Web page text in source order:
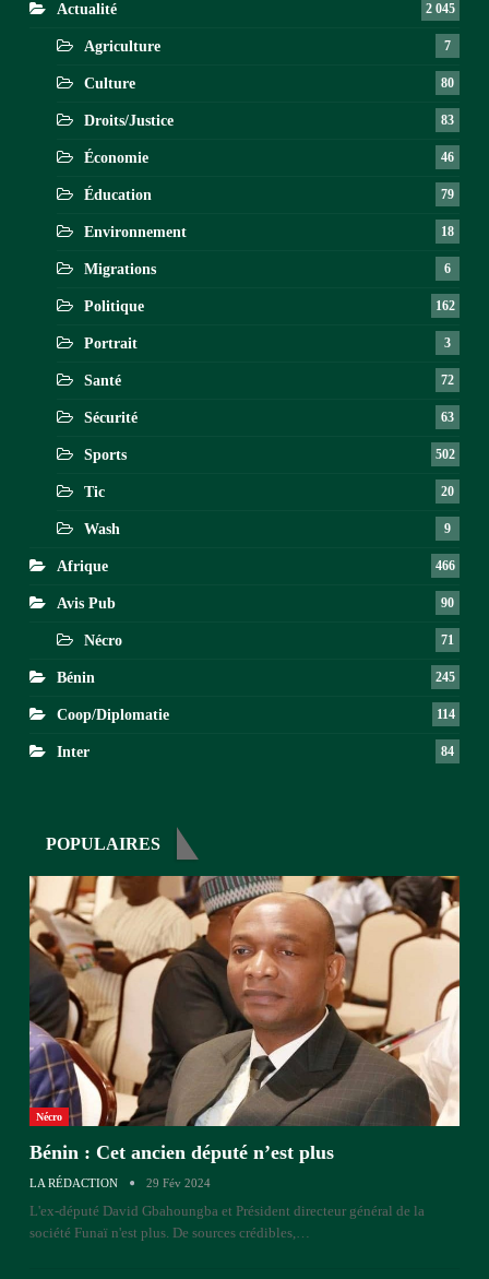
Actualité 2 045
Agriculture 7
Culture 80
Droits/Justice 83
Économie 46
Éducation 79
Environnement 18
Migrations 6
Politique 162
Portrait 3
Santé 72
Sécurité 63
Sports 502
Tic 20
Wash 9
Afrique 466
Avis Pub 90
Nécro 71
Bénin 245
Coop/Diplomatie 114
Inter 84
POPULAIRES
Nécro
Bénin : Cet ancien député n’est plus
LA RÉDACTION 29 Fév 2024
L'ex-député David Gbahoungba et Président directeur général de la
société Funaï n'est plus. De sources crédibles,…